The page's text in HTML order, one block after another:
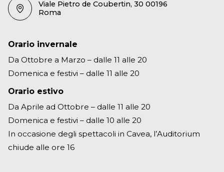
Viale Pietro de Coubertin, 30 00196
Roma
Orario invernale
Da Ottobre a Marzo – dalle 11 alle 20
Domenica e festivi – dalle 11 alle 20
Orario estivo
Da Aprile ad Ottobre – dalle 11 alle 20
Domenica e festivi – dalle 10 alle 20
In occasione degli spettacoli in Cavea, l’Auditorium
chiude alle ore 16